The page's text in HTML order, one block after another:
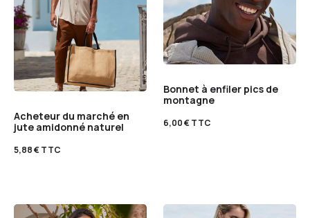
Acheteur du marché en
jute amidonné naturel
5,88€TTC
Bonnet à enfiler pics de
montagne
6,00€TTC